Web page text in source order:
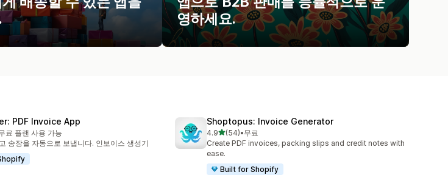
영하세요.
PDF Invoice App
료 플랜 사용 가능
송장을 자동으로 보냅니다. 인보이스 생성기
Shoptopus: Invoice Generator
4.9별 5개 중
(54)
총 리뷰 54개
•무료
Create PDF invoices, packing slips and credit notes with
ease.
Built for Shopify